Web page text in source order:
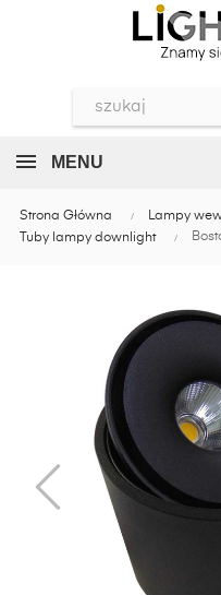
MENU
Strona Główna
Lampy
Tuby lampy downlight